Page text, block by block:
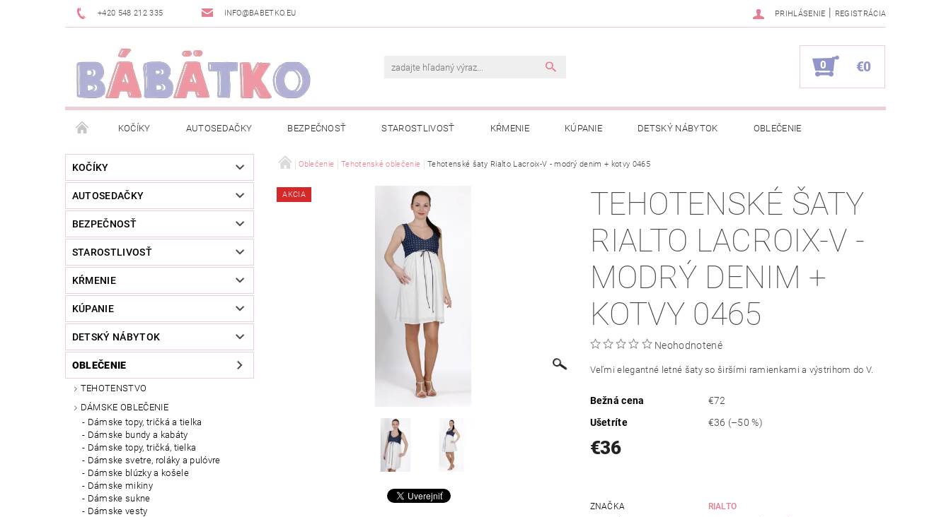
+420 548 212 335 INFO@BABETKO.EU PRIHLÁSENIE | REGISTRÁCIA
0 €0
KOČÍKY AUTOSEDAČKY BEZPEČNOSŤ STAROSTLIVOSŤ KŔMENIE KÚPANIE DETSKÝ NÁBYTOK OBLEČENIE
DOGSPACE POSLEDNÁ ŠANCA OBCHODNÉ PODMIENKY OCHRANA OSOBNÝCH ÚDAJOV
NOVINKY MOJA OBJEDNÁVKA
KOČÍKY
AUTOSEDAČKY
BEZPEČNOSŤ
STAROSTLIVOSŤ
KŔMENIE
KÚPANIE
DETSKÝ NÁBYTOK
OBLEČENIE
TEHOTENSTVO
DÁMSKE OBLEČENIE
Dámske topy, tričká a tielka
Dámske bundy a kabáty
Dámske topy, tričká, tielka
Dámske svetre, roláky a pulóvre
Dámske blúzky a košele
Dámske mikiny
Dámske sukne
Dámske vesty
Oblečenie Tehotenské oblečenie Tehotenské šaty Rialto Lacroix-V - modrý denim + kotvy 0465
AKCIA
TEHOTENSKÉ ŠATY
RIALTO LACROIX-V -
MODRÝ DENIM +
KOTVY 0465
Neohodnotené
Veľmi elegantné letné šaty so širšími ramienkami a výstrihom do V.
Bežná cena
€72
Ušetríte
€36 (–50 %)
€36
ZNAČKA
RIALTO